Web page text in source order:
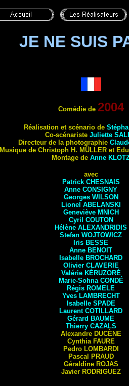
JE NE SUIS
Comédie de 2004
Réalisation et scénario de
Co-scénariste Juliette
Directeur de la photographie
Musique de Christoph H. MÜLLER et
Montage de Anne
avec
Patrick CHESNAIS
Anne CONSIGNY
Georges WILSON
Lionel ABELANSKI
Geneviève MNICH
Cyril COUTON
Hélène ALEXANDRIDIS
Stefan WOJTOWICZ
Iris BESSE
Anne BENOIT
Isabelle BROCHARD
Olivier CLAVERIE
Valérie KÉRUZORÉ
Marie-Sohna CONDÉ
Régis ROMELE
Yves LAMBRECHT
Isabelle SPADE
Laurent COTILLARD
Gérard BAUME
Thierry CAZALS
Alexandre DUCÈNE
Cynthia FAURE
Pedro LOMBARDI
Pascal PRAUD
Géraldine ROJAS
JavierRODRIGUEZ